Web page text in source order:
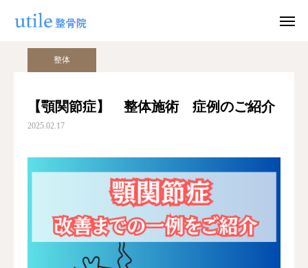
ブログ
整体
【顎関節症】 整体施術 症例のご紹介
2025.02.17